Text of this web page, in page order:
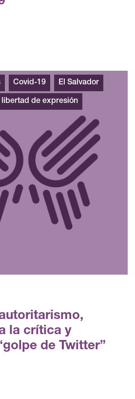
la crítica y
de Twitter”
Covid-19 El Salvador
libertad de expresión